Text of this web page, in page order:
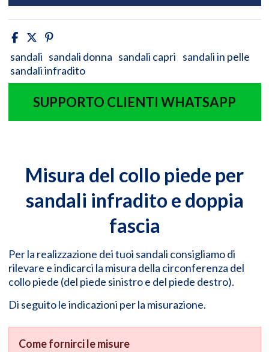
sandali sandali donna sandali capri sandali in pelle
sandali infradito
SUPPORTO CLIENTI WHATSAPP
Misura del collo piede per
sandali infradito e doppia
fascia
Per la realizzazione dei tuoi sandali consigliamo di
rilevare e indicarci la misura della circonferenza del
collo piede (del piede sinistro e del piede destro).
Di seguito le indicazioni per la misurazione.
Come fornirci le misure